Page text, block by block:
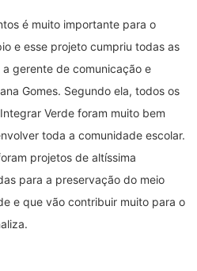
é muito importante para o
e esse projeto cumpriu todas as
gerente de comunicação e
Gomes. Segundo ela, todos os
Verde foram muito bem
toda a comunidade escolar.
projetos de altíssima
para a preservação do meio
e que vão contribuir muito para o